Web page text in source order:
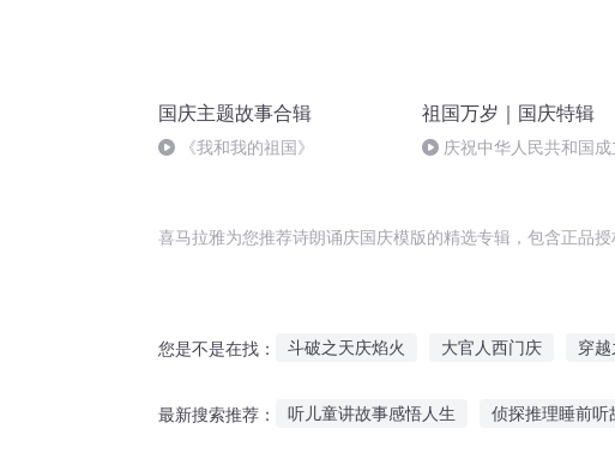
国庆主题故事合辑
《我和我的祖国》
祖国万岁｜国庆特辑
庆祝中华人民共和国成
喜马拉雅为您推荐诗朗诵庆国庆模版的精选专辑，包含正品
您是不是在找： 斗破之天庆焰火 大官人西门庆 穿
最新搜索推荐： 听儿童讲故事感悟人生 侦探推理睡前听